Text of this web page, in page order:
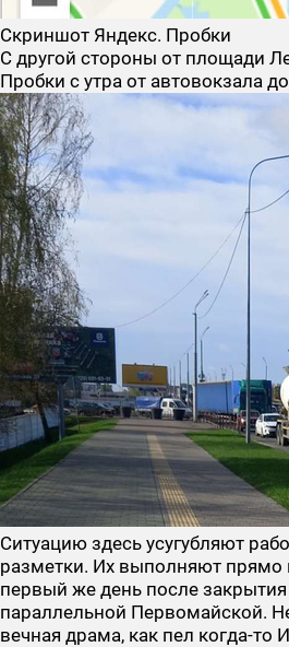
Скриншот Яндекс. Пробки
С другой стороны от площади
Пробки с утра от автовокзала
Ситуацию здесь усугубляют
разметки. Их выполняют прямо
первый же день после
параллельной Первомайской.
вечная драма, как пел когда-то